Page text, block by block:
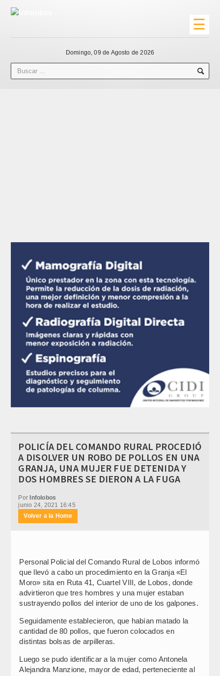
☰
Domingo, 09 de Agosto de 2026
POLICÍA DEL COMANDO RURAL PROCEDIÓ
A DISOLVER UN ROBO DE POLLOS EN UNA
GRANJA, UNA MUJER FUE DETENIDA Y
DOS HOMBRES SE DIERON A LA FUGA
Por Infolobos
junio 24, 2021 16:45
Volver a la Home
Personal Policial del Comando Rural de Lobos informó
que llevó a cabo un procedimiento en la Granja «El
Moro» sita en Ruta 41, Cuartel VIII, de Lobos, donde
advirtieron que tres hombres y una mujer estaban
sustrayendo pollos del interior de uno de los galpones.
Seguidamente establecieron, que habían matado la
cantidad de 80 pollos, que fueron colocados en
distintas bolsas de arpilleras.
Luego se pudo identificar a la mujer como Antonela
Alejandra Manzione, mayor de edad, perteneciente al